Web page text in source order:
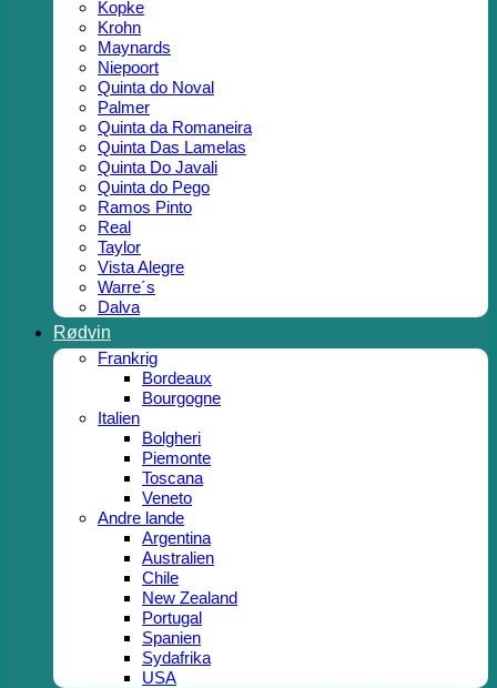
Kopke
Krohn
Maynards
Niepoort
Quinta do Noval
Palmer
Quinta da Romaneira
Quinta Das Lamelas
Quinta Do Javali
Quinta do Pego
Ramos Pinto
Real
Taylor
Vista Alegre
Warre´s
Dalva
Rødvin
Frankrig
Bordeaux
Bourgogne
Italien
Bolgheri
Piemonte
Toscana
Veneto
Andre lande
Argentina
Australien
Chile
New Zealand
Portugal
Spanien
Sydafrika
USA